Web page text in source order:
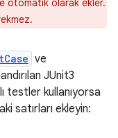
otomatik olarak ekler.
ve
JUnit3
testler kullanıyorsa
satırları ekleyin: